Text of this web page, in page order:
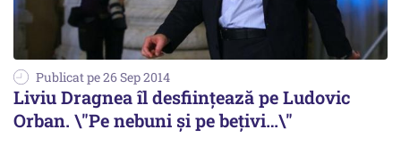
Publicat pe 26 Sep 2014
Liviu Dragnea îl desființează pe Ludovic
Orban. \"Pe nebuni și pe bețivi…\"